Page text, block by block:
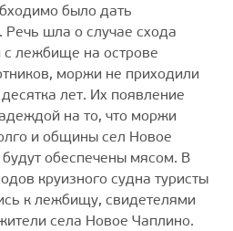
было дать
Речь шла о случае схода
с лежбище на острове
моржи не приходили
лет. Их появление
на то, что моржи
и общины сел Новое
обеспечены мясом. В
круизного судна туристы
к лежбищу, свидетелями
села Новое Чаплино.